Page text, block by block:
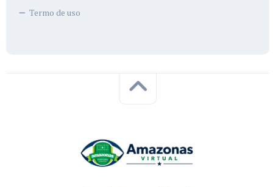
Termo de uso